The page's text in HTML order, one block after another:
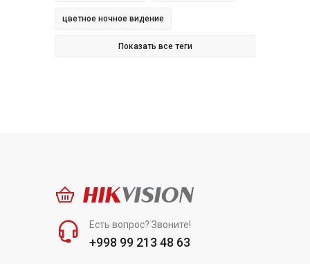
цветное ночное видение
Показать все теги
HIKVISION
Есть вопрос? Звоните!
+998 99 213 48 63